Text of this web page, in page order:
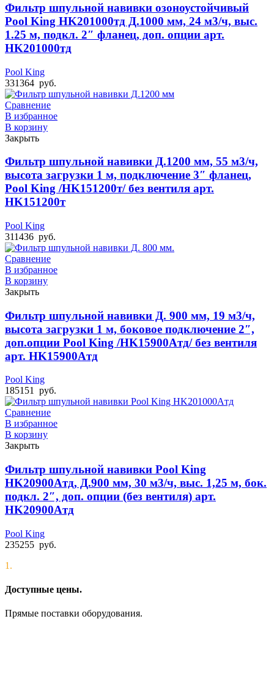
Фильтр шпульной навивки озоноустойчивый
Pool King HK201000тд Д.1000 мм, 24 м3/ч, выс.
1.25 м, подкл. 2″ фланец, доп. опции арт.
HK201000тд
Pool King
331364 руб.
Сравнение
В избранное
В корзину
Закрыть
Фильтр шпульной навивки Д.1200 мм, 55 м3/ч,
высота загрузки 1 м, подключение 3″ фланец,
Pool King /HK151200т/ без вентиля арт.
HK151200т
Pool King
311436 руб.
Сравнение
В избранное
В корзину
Закрыть
Фильтр шпульной навивки Д. 900 мм, 19 м3/ч,
высота загрузки 1 м, боковое подключение 2″,
доп.опции Pool King /HK15900Aтд/ без вентиля
арт. HK15900Aтд
Pool King
185151
руб.
Сравнение
В избранное
В корзину
Закрыть
Фильтр шпульной навивки Pool King
HK20900Aтд, Д.900 мм, 30 м3/ч, выс. 1,25 м, бок.
подкл. 2″, доп. опции (без вентиля) арт.
HK20900Aтд
Pool King
235255 руб.
1.
Доступные цены.
Прямые поставки оборудования.